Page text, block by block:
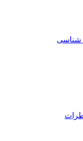
شناسی